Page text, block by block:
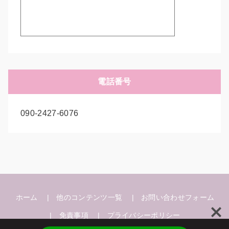
電話番号
090-2427-6076
ホーム 他のコンテンツ一覧 お問い合わせフォーム
免責事項 プライバシーポリシー